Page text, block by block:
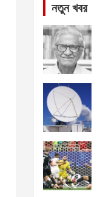
নতুন খবর